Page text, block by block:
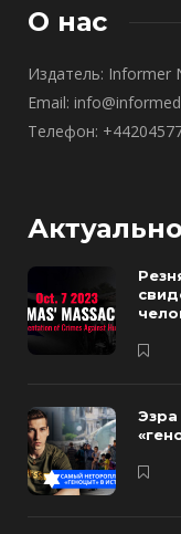
О нас
Издатель: Informer
Email:
Телефон: